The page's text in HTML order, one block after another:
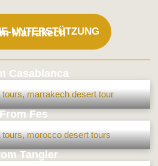
UNTERSTÜTZUNG
Marrakech
Casablanca
From Fes
Tangier